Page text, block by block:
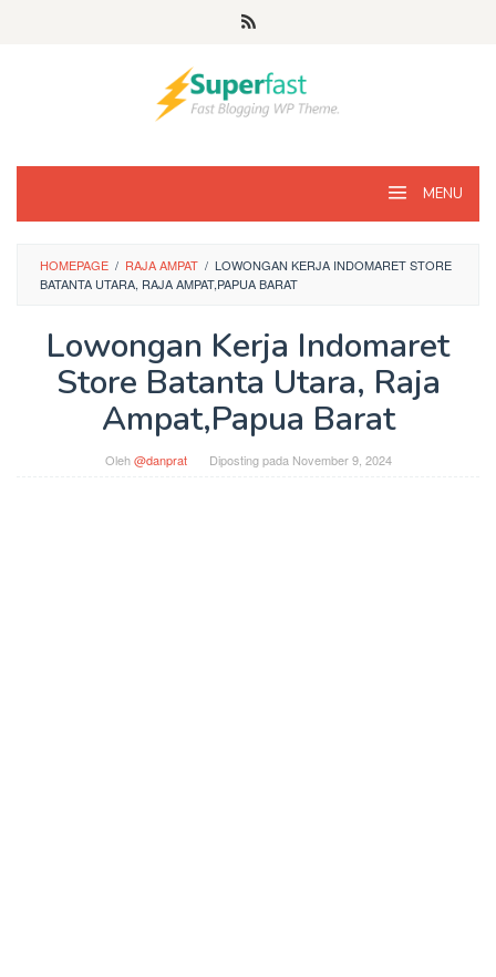
MENU
HOMEPAGE / RAJA AMPAT / LOWONGAN KERJA INDOMARET STORE
BATANTA UTARA, RAJA AMPAT,PAPUA BARAT
Lowongan Kerja Indomaret
Store Batanta Utara, Raja
Ampat,Papua Barat
Oleh@danprat Diposting pada November 9, 2024